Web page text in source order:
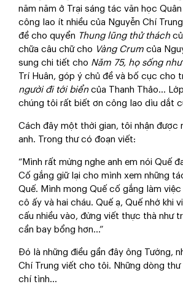
năm năm ở Trại sáng tác văn học Quân
công lao ít nhiều của Nguyễn Chí
đề cho quyển Thung lũng thử thách
chữa câu chữ cho Vàng Crum của
sung chi tiết cho Năm 75, họ sống
Trí Huân, góp ý chủ đề và bố cục cho
người đi tới biển của Thanh Thảo…
chúng tôi rất biết ơn công lao dìu dắt
Cách đây một thời gian, tôi nhận được
anh. Trong thư có đoạn viết:
“Mình rất mừng nghe anh em nói Quế
Cố gắng giữ lại cho mình xem những
Quế. Mình mong Quế cố gắng làm
cô ấy và hai cháu. Quế ạ, Quế nhớ khi
cấu nhiều vào, đừng viết thực thà như
cần bay bổng hơn…”
Đó là những điều gần đây ông Tướng,
Chí Trung viết cho tôi. Những dòng
chí tình…